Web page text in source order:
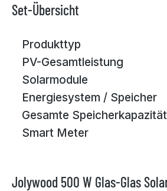
Set-Übersicht
Produkttyp
PV-Gesamtleistung
Solarmodule
Energiesystem / Speicher
Gesamte Speicherkapazität
Smart Meter
Jolywood 500 W Glas-Glas